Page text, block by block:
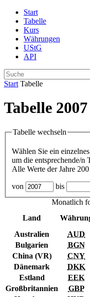
Start
Tabelle
Kurs
Währungen
UStG
API
Start Tabelle
Tabelle 2007
Tabelle wechseln
Wählen Sie ein
um die entsprechende/n
Alle Werte der Jahre
von
bis
Monatlich
Land
Australien
AUD
Bulgarien
BGN
China (VR)
CNY
Dänemark
DKK
Estland
EEK
Großbritannien
GBP